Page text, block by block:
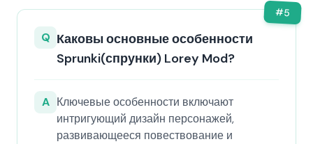
#5
Q Каковы основные особенности
Sprunki(спрунки) Lorey Mod?
A Ключевые особенности включают
интригующий дизайн персонажей,
развивающееся повествование и